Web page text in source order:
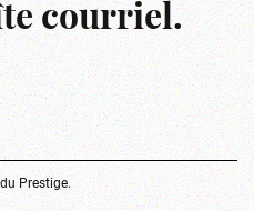
courriel.
Prestige.